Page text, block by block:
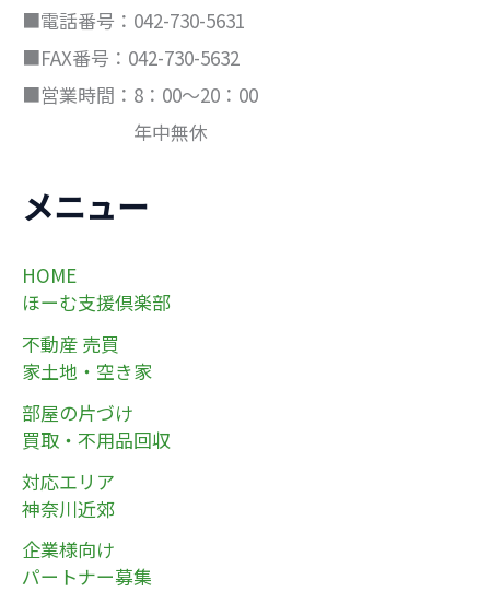
■電話番号：042-730-5631
■FAX番号：042-730-5632
■営業時間：8：00～20：00
年中無休
メニュー
HOME
ほーむ支援倶楽部
不動産 売買
家土地・空き家
部屋の片づけ
買取・不用品回収
対応エリア
神奈川近郊
企業様向け
パートナー募集